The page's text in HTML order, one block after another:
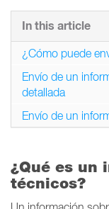
¿Qué es un
técnicos?
In this article
¿Cómo puede
Envío de un
detallada
Envío de un